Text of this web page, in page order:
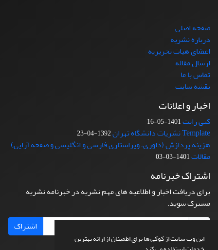
این وب سایت از کوکی ها برای اطمینان از ارائه بهترین
صفحه اصلی
درباره نشریه
اعضای هیات تحریریه
ارسال مقاله
تماس با ما
نقشه سایت
اخبار و اعلانات
کپی رایت1401-05-16
Template نشریات دانشگاه تهران 1392-04-23
هزینه پردازش (داوری، ویراستاری فارسی و انگلیسی و صفحه آرایی)
مقالات1401-03-03
اشتراک خبرنامه
برای دریافت اخبار و اطلاعیه های مهم نشریه در خبرنامه نشریه
مشترک شوید.
اشتراک